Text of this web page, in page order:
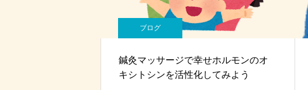
ブログ
鍼灸マッサージで幸せホルモンのオ
キシトシンを活性化してみよう